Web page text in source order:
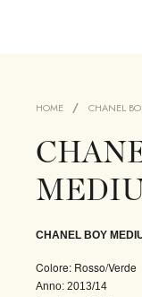
HOME CHANEL
CHANEL BOY
Colore: Rosso/Verde
Anno: 2013/14